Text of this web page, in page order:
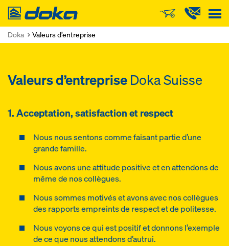
Doka
Doka Valeurs d’entreprise
Valeurs d’entreprise Doka Suisse
1. Acceptation, satisfaction et respect
Nous nous sentons comme faisant partie d’une
grande famille.
Nous avons une attitude positive et en attendons de
même de nos collègues.
Nous sommes motivés et avons avec nos collègues
des rapports empreints de respect et de politesse.
Nous voyons ce qui est positif et donnons l’exemple
de ce que nous attendons d’autrui.